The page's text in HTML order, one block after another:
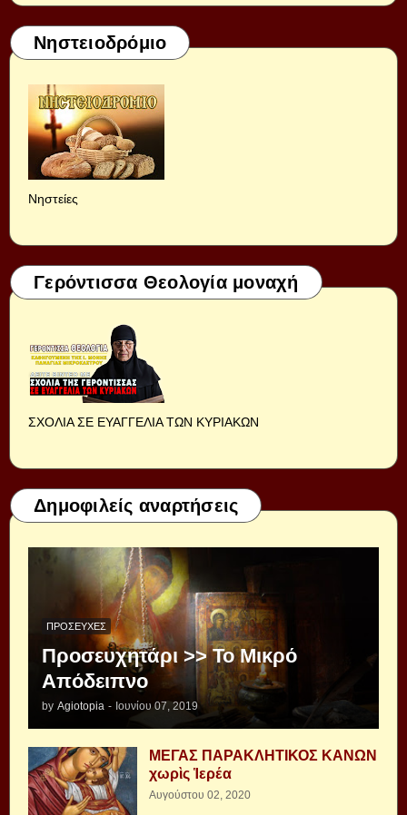
Νηστειοδρόμιο
Νηστείες
Γερόντισσα Θεολογία μοναχή
ΣΧΟΛΙΑ ΣΕ ΕΥΑΓΓΕΛΙΑ ΤΩΝ ΚΥΡΙΑΚΩΝ
Δημοφιλείς αναρτήσεις
ΠΡΟΣΕΥΧΈΣ
Προσευχητάρι >> Το Μικρό
Απόδειπνο
by Agiotopia - Ιουνίου 07, 2019
ΜΕΓΑΣ ΠΑΡΑΚΛΗΤΙΚΟΣ ΚΑΝΩΝ
χωρὶς Ἱερέα
Αυγούστου 02, 2020